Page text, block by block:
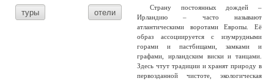
туры отели
Страну постоянных дождей –
Ирландию – часто называют
атлантическими воротами Европы. Её
образ ассоциируется с изумрудными
горами и пастбищами, замками и
графами, ирландским виски и танцами.
Здесь чтут традиции и хранят природу в
первозданной чистоте, экологическая